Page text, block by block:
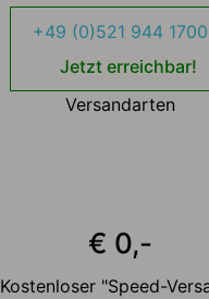
+49 (0)521 944 1700
Jetzt erreichbar!
Versandarten
€ 0,-
Kostenloser "Speed-